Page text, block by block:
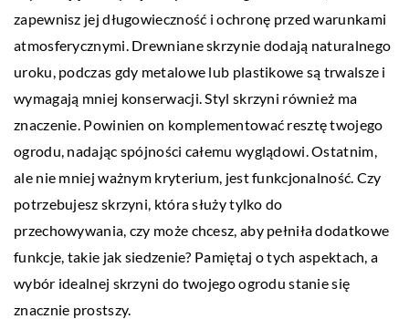
zapewnisz jej długowieczność i ochronę przed warunkami
atmosferycznymi. Drewniane skrzynie dodają naturalnego
uroku, podczas gdy metalowe lub plastikowe są trwalsze i
wymagają mniej konserwacji. Styl skrzyni również ma
znaczenie. Powinien on komplementować resztę twojego
ogrodu, nadając spójności całemu wyglądowi. Ostatnim,
ale nie mniej ważnym kryterium, jest funkcjonalność. Czy
potrzebujesz skrzyni, która służy tylko do
przechowywania, czy może chcesz, aby pełniła dodatkowe
funkcje, takie jak siedzenie? Pamiętaj o tych aspektach, a
wybór idealnej skrzyni do twojego ogrodu stanie się
znacznie prostszy.